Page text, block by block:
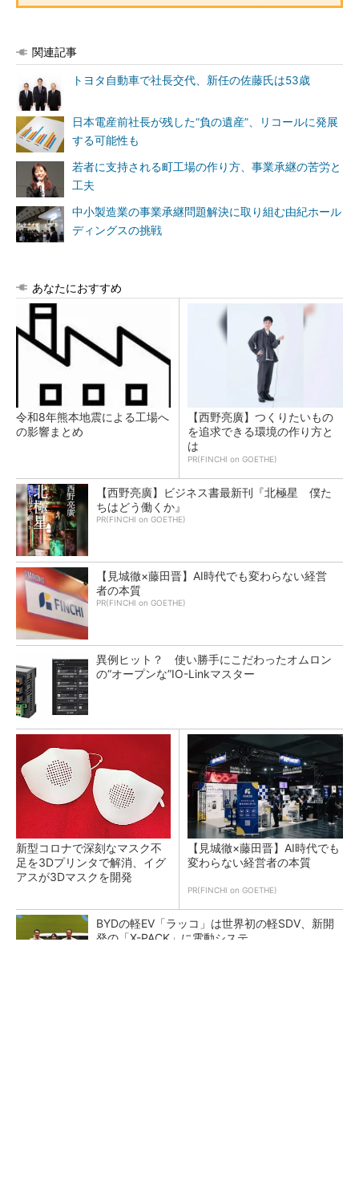
関連記事
トヨタ自動車で社長交代、新任の佐藤氏は53歳
日本電産前社長が残した“負の遺産”、リコールに発展
する可能性も
若者に支持される町工場の作り方、事業承継の苦労と
工夫
中小製造業の事業承継問題解決に取り組む由紀ホール
ディングスの挑戦
あなたにおすすめ
令和8年熊本地震による工場へ
の影響まとめ
【西野亮廣】つくりたいもの
を追求できる環境の作り方と
は
PR(FINCHI on GOETHE)
【西野亮廣】ビジネス書最新刊『北極星 僕た
ちはどう働くか』
PR(FINCHI on GOETHE)
【見城徹×藤田晋】AI時代でも変わらない経営
者の本質
PR(FINCHI on GOETHE)
異例ヒット？ 使い勝手にこだわったオムロン
の“オープンな”IO-Linkマスター
新型コロナで深刻なマスク不
足を3Dプリンタで解消、イグ
アスが3Dマスクを開発
【見城徹×藤田晋】AI時代でも
変わらない経営者の本質
PR(FINCHI on GOETHE)
BYDの軽EV「ラッコ」は世界初の軽SDV、新開
発の「X-PACK」に電動システ...